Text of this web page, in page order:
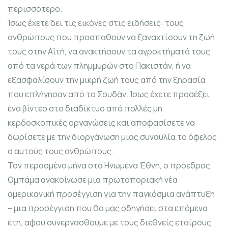
περισσότερο.
Ίσως έχετε δει τις εικόνες στις ειδήσεις: τους
ανθρώπους που προσπαθούν να ξαναχτίσουν τη ζωή
τους στην Αϊτή, να ανακτήσουν τα αγροκτήματά τους
από τα νερά των πλημμυρών στο Πακιστάν, ή να
εξασφαλίσουν την μικρή ζωή τους από την ξηρασία
που επλήγησαν από το Σουδάν. Ίσως έχετε προσέξει
ένα βίντεο στο διαδίκτυο από πολλές μη
κερδοσκοπικές οργανώσεις και αποφασίσετε να
δωρίσετε με την διοργάνωση μιας συναυλία το όφελος
σ αυτούς τους ανθρώπους.
Τον περασμένο μήνα στα Ηνωμένα Έθνη, ο πρόεδρος
Ομπάμα ανακοίνωσε μια πρωτοποριακή νέα
αμερικανική προσέγγιση για την παγκόσμια ανάπτυξη
– μια προσέγγιση που θα μας οδηγήσει στα επόμενα
έτη, αφού συνεργασθούμε με τους διεθνείς εταίρους